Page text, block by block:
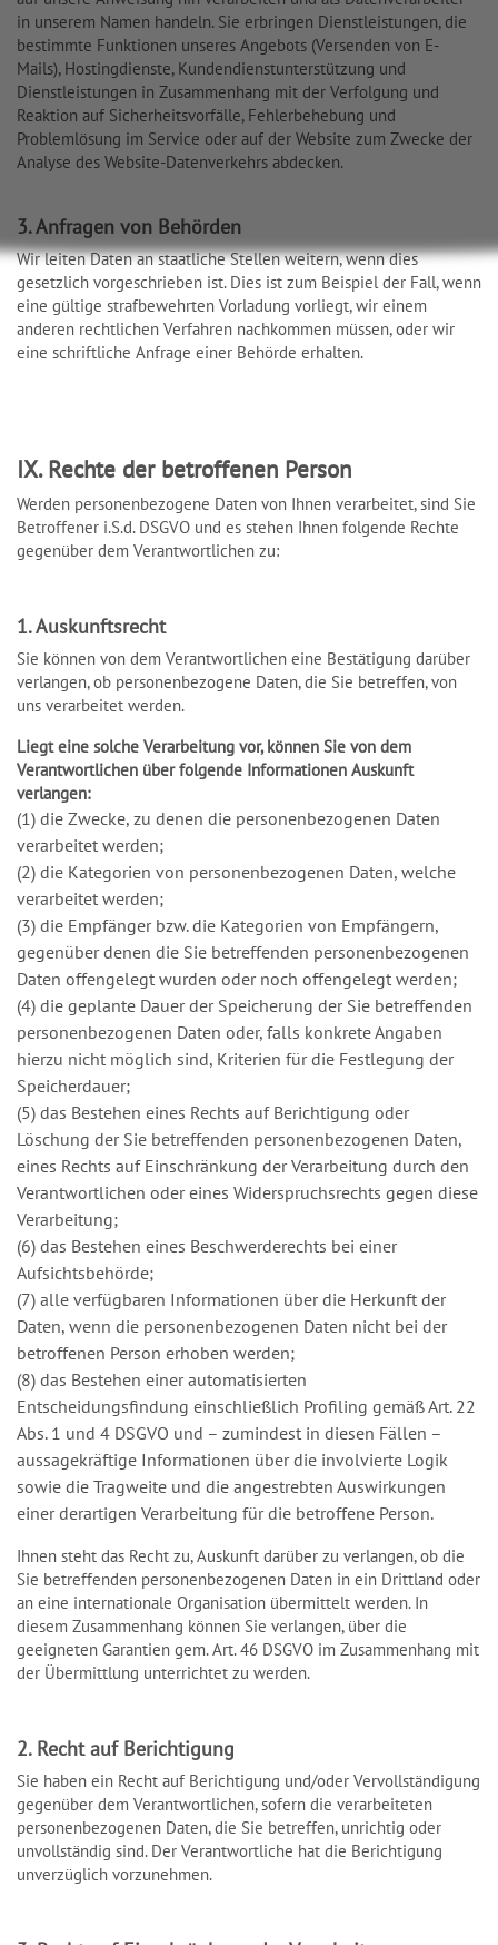
in unserem Namen handeln. Sie erbringen Dienstleistungen, die
bestimmte Funktionen unseres Angebots (Versenden von E-
Mails), Hostingdienste, Kundendienstunterstützung und
Dienstleistungen in Zusammenhang mit der Verfolgung und
Reaktion auf Sicherheitsvorfälle, Fehlerbehebung und
Problemlösung im Service oder auf der Website zum Zwecke der
Analyse des Website-Datenverkehrs abdecken.
3. Anfragen von Behörden
Wir leiten Daten an staatliche Stellen weitern, wenn dies
gesetzlich vorgeschrieben ist. Dies ist zum Beispiel der Fall, wenn
eine gültige strafbewehrten Vorladung vorliegt, wir einem
anderen rechtlichen Verfahren nachkommen müssen, oder wir
eine schriftliche Anfrage einer Behörde erhalten.
IX. Rechte der betroffenen Person
Werden personenbezogene Daten von Ihnen verarbeitet, sind Sie
Betroffener i.S.d. DSGVO und es stehen Ihnen folgende Rechte
gegenüber dem Verantwortlichen zu:
1. Auskunftsrecht
Sie können von dem Verantwortlichen eine Bestätigung darüber
verlangen, ob personenbezogene Daten, die Sie betreffen, von
uns verarbeitet werden.
Liegt eine solche Verarbeitung vor, können Sie von dem
Verantwortlichen über folgende Informationen Auskunft
verlangen:
(1) die Zwecke, zu denen die personenbezogenen Daten
verarbeitet werden;
(2) die Kategorien von personenbezogenen Daten, welche
verarbeitet werden;
(3) die Empfänger bzw. die Kategorien von Empfängern,
gegenüber denen die Sie betreffenden personenbezogenen
Daten offengelegt wurden oder noch offengelegt werden;
(4) die geplante Dauer der Speicherung der Sie betreffenden
personenbezogenen Daten oder, falls konkrete Angaben
hierzu nicht möglich sind, Kriterien für die Festlegung der
Speicherdauer;
(5) das Bestehen eines Rechts auf Berichtigung oder
Löschung der Sie betreffenden personenbezogenen Daten,
eines Rechts auf Einschränkung der Verarbeitung durch den
Verantwortlichen oder eines Widerspruchsrechts gegen diese
Verarbeitung;
(6) das Bestehen eines Beschwerderechts bei einer
Aufsichtsbehörde;
(7) alle verfügbaren Informationen über die Herkunft der
Daten, wenn die personenbezogenen Daten nicht bei der
betroffenen Person erhoben werden;
(8) das Bestehen einer automatisierten
Entscheidungsfindung einschließlich Profiling gemäß Art. 22
Abs. 1 und 4 DSGVO und – zumindest in diesen Fällen –
aussagekräftige Informationen über die involvierte Logik
sowie die Tragweite und die angestrebten Auswirkungen
einer derartigen Verarbeitung für die betroffene Person.
Ihnen steht das Recht zu, Auskunft darüber zu verlangen, ob die
Sie betreffenden personenbezogenen Daten in ein Drittland oder
an eine internationale Organisation übermittelt werden. In
diesem Zusammenhang können Sie verlangen, über die
geeigneten Garantien gem. Art. 46 DSGVO im Zusammenhang mit
der Übermittlung unterrichtet zu werden.
2. Recht auf Berichtigung
Sie haben ein Recht auf Berichtigung und/oder Vervollständigung
gegenüber dem Verantwortlichen, sofern die verarbeiteten
personenbezogenen Daten, die Sie betreffen, unrichtig oder
unvollständig sind. Der Verantwortliche hat die Berichtigung
unverzüglich vorzunehmen.